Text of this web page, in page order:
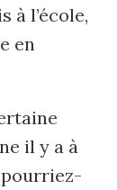
à l’école,
en
il y a à
pourriez-